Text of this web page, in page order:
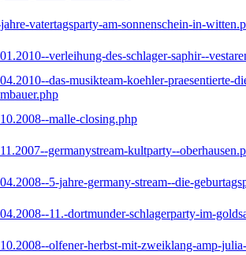
vatertagsparty-am-sonnenschein-in-
verleihung-des-schlager-saphir--
das-musikteam-koehler-praesentierte-
malle-closing.php
germanystream-kultparty--
5-jahre-germany-stream--die-
11.-dortmunder-schlagerparty-im-
olfener-herbst-mit-zweiklang-amp-